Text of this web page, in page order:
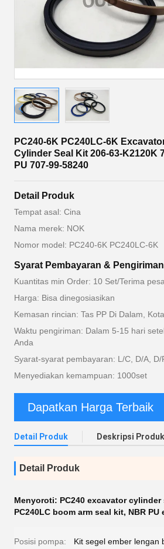
PC240-6K PC240LC-6K
Cylinder Seal Kit 206-63-K2120K
PU 707-99-58240
Detail Produk
Tempat asal: Cina
Nama merek: NOK
Nomor model: PC240-6K PC240LC-6K
Syarat Pembayaran & Pengiriman
Kuantitas min Order: 10 Set/Terima
Harga: Bisa dinegosiasikan
Kemasan rincian: Tas PP Di Dalam,
Waktu pengiriman: Dalam 5-15 hari
Anda
Syarat-syarat pembayaran: L/C, D/A, D/
Menyediakan kemampuan: 1000set
Dapatkan Harga Terbaik
Detail Produk Deskripsi Produk
Detail Produk
Menyoroti: PC240 excavator cylinder
PC240LC boom arm seal kit, NBR
Posisi pompa: Kit segel ember lengan